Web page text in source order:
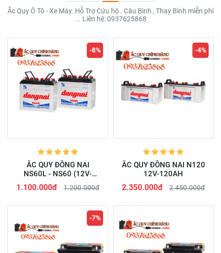
Ắc Quy Ô Tô - Xe Máy. Hỗ Trợ Cứu hộ . Câu Bình , Thay Bình miễn phí
... Liên hệ: 0937625868
ẮC QUY ĐỒNG NAI
NS60L - NS60 (12V-
45AH)
1.100.000đ 1.200.000đ
-8%
ẮC QUY ĐỒNG NAI N120
12V-120AH
2.350.000đ 2.450.000đ
-4%
-7%